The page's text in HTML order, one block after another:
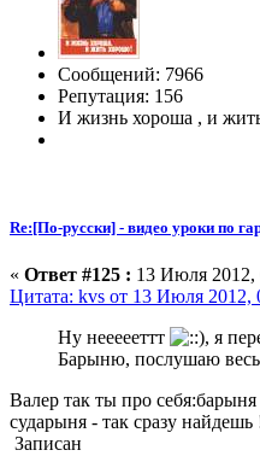
Сообщений: 7966
Репутация: 156
И жизнь хороша , и
Re:[По-русски] - видео уроки по
« Ответ #125 : 13 Июля 2012,
Цитата: kvs от 13 Июля 2012,
Ну неееееттт
, я
Барыню, послушаю
Валер так ты про
сударыня - так сразу
Записан